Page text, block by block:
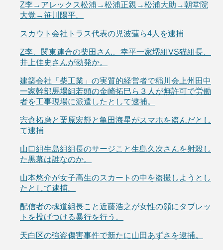
Z李→アレックス松浦→松浦正親→松浦大助→朝堂院
大覚→笹川陽平。
スカウト会社トラス代表の児波蓮ら4人を逮捕
Z李、関東連合の柴田さん、幸平一家堺組VS猫組長、
井上佳史さんが勃発か。
建築会社「柴工業」の実質的経営者で稲川会上州田中
一家幹部馬場組若頭の金崎拓巳ら３人が無許可で労働
者を工事現場に派遣したとして逮捕。
宍倉拓磨と栗原宏輝と亀田海星がスマホを盗んだとし
て逮捕
山口組生島組組長のサージこと生島久次さんを射殺し
た黒幕は誰なのか。
山本悠介が女子高生のスカートの中を盗撮しようとし
たとして逮捕。
配信者の魂道組長こと近藤浩之が女性の顔にタブレッ
トを投げつける暴行を行う。
天白区の強盗傷害事件で新たに山田あずさを逮捕。